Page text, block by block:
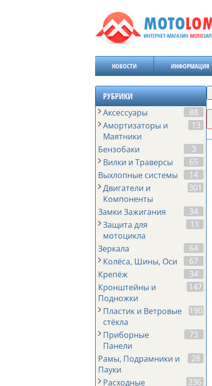
НОВОСТИ ИНФОРМАЦИЯ
РУБРИКИ
Аксессуары
88
Амортизаторы и
Маятники
13
Бензобаки
3
Вилки и Траверсы
65
Выхлопные системы
14
Двигатели и
Компоненты
301
Замки Зажигания
34
Защита для
мотоцикла
11
Зеркала
64
Колёса, Шины, Оси
67
Крепёж
34
Кронштейны и
Подножки
147
Пластик и Ветровые
стёкла
190
Приборные
Панели
73
Рамы, Подрамники и
Пауки
28
Расходные
236